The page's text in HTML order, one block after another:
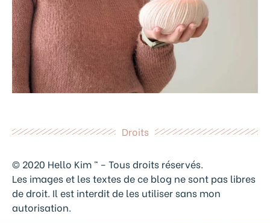
Droits
© 2020 Hello Kim ™ – Tous droits réservés.
Les images et les textes de ce blog ne sont pas libres
de droit. Il est interdit de les utiliser sans mon
autorisation.